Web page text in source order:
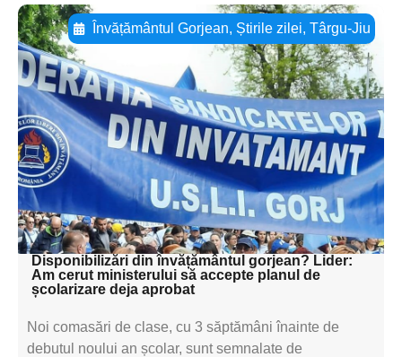
Învățământul Gorjean, Știrile zilei, Târgu-Jiu
Adaugă aici textul pentru
subtitluAdaugă aici
textul pentru
subtitluAdaugă aici
textul pentru
subtitluAdaugă aici
textul pentru subti
Disponibilizări din învățământul gorjean? Lider:
Am cerut ministerului să accepte planul de
școlarizare deja aprobat
Noi comasări de clase, cu 3 săptămâni înainte de
debutul noului an școlar, sunt semnalate de